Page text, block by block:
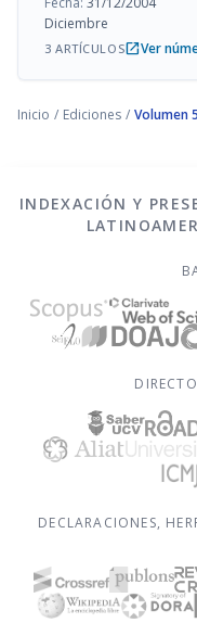
Diciembre
3 ARTÍCULOSopen_in_newVer
Inicio / Ediciones / Volumen
INDEXACIÓN Y
DECLARACIONES,